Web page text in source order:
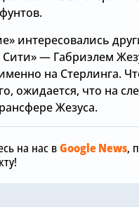
интересовались
Сити» — Габриэлем
на Стерлинга.
ожидается, что на
Жезуса.
на нас вGoogle News,
Зачем Джош
«Челси»